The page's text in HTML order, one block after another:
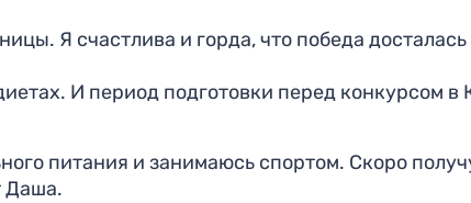
Я счастлива и горда, что победа
И период подготовки перед конкурсом в
питания и занимаюсь спортом. Скоро
Даша.